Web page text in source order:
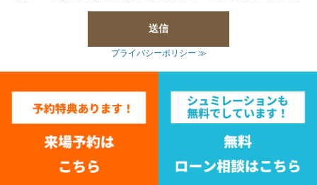
プライバシーポリシー ≫